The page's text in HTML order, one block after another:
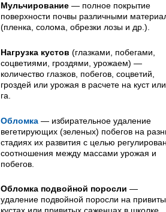
Мульчирование — полное покрытие
поверхности почвы различными
(пленка, солома, обрез­ки лозы и др.).
Нагрузка кустов (глазками, побега­ми,
соцветиями, гроздями, урожа­ем) —
количество глазков, побегов, соцветий,
гроздей или урожая в расчете на куст
га.
Обломка — избирательное удаление
вегетирующих (зеленых) побегов на
стадиях их развития с целью
соотношения между массами урожая и
побегов.
Обломка подвойной поросли —
удаление подвойной поросли на